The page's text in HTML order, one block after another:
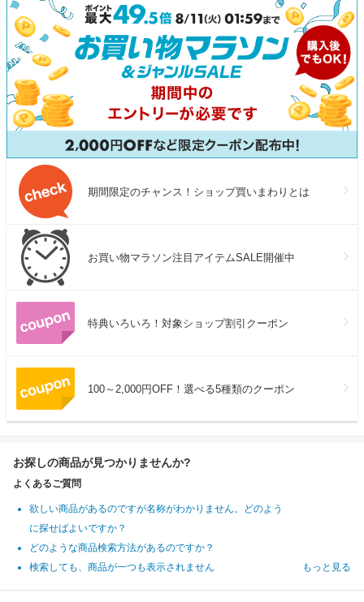
期間限定のチャンス！ショップ買いまわりとは
お買い物マラソン注目アイテムSALE開催中
特典いろいろ！対象ショップ割引クーポン
100～2,000円OFF！選べる5種類のクーポン
お探しの商品が見つかりませんか?
よくあるご質問
欲しい商品があるのですが名称がわかりません。どのよう
に探せばよいですか？
どのような商品検索方法があるのですか？
検索しても、商品が一つも表示されません
もっと見る